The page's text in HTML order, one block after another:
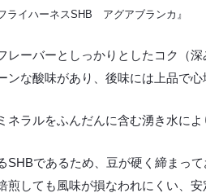
ライハーネスSHB アグアブランカ』
レーバーとしっかりとしたコク（深
ンな酸味があり、後味には上品で心
ネラルをふんだんに含む湧き水に
SHBであるため、豆が硬く締まって
煎しても風味が損なわれにくい、